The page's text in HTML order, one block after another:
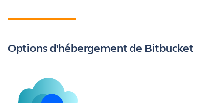
Options d'hébergement de Bitbucket